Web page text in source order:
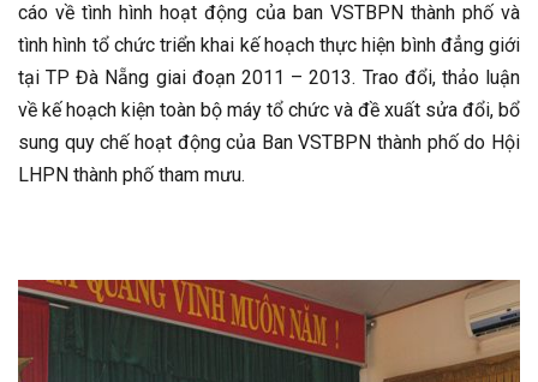
cáo về tình hình hoạt động của ban VSTBPN thành phố và
tình hình tổ chức triển khai kế hoạch thực hiện bình đẳng giới
tại TP Đà Nẵng giai đoạn 2011 – 2013. Trao đổi, thảo luận
về kế hoạch kiện toàn bộ máy tổ chức và đề xuất sửa đổi, bổ
sung quy chế hoạt động của Ban VSTBPN thành phố do Hội
LHPN thành phố tham mưu.